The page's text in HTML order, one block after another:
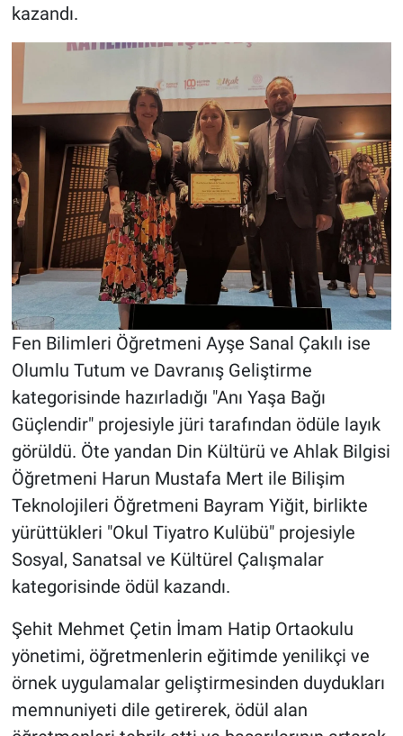
kazandı.
Fen Bilimleri Öğretmeni Ayşe Sanal Çakılı ise
Olumlu Tutum ve Davranış Geliştirme
kategorisinde hazırladığı "Anı Yaşa Bağı
Güçlendir" projesiyle jüri tarafından ödüle layık
görüldü. Öte yandan Din Kültürü ve Ahlak Bilgisi
Öğretmeni Harun Mustafa Mert ile Bilişim
Teknolojileri Öğretmeni Bayram Yiğit, birlikte
yürüttükleri "Okul Tiyatro Kulübü" projesiyle
Sosyal, Sanatsal ve Kültürel Çalışmalar
kategorisinde ödül kazandı.
Şehit Mehmet Çetin İmam Hatip Ortaokulu
yönetimi, öğretmenlerin eğitimde yenilikçi ve
örnek uygulamalar geliştirmesinden duydukları
memnuniyeti dile getirerek, ödül alan